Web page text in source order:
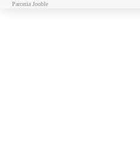
Parceria Jooble